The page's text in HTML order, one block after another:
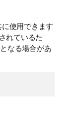
使用できます
れているた
なる場合があ